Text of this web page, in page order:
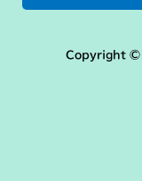
Copyright ©